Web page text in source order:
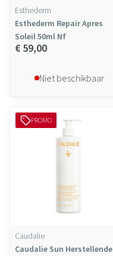
Esthederm
Esthederm Repair Apres
Soleil 50ml Nf
€ 59,00
Niet beschikbaar
PROMO
Caudalie
Caudalie Sun Herstellende